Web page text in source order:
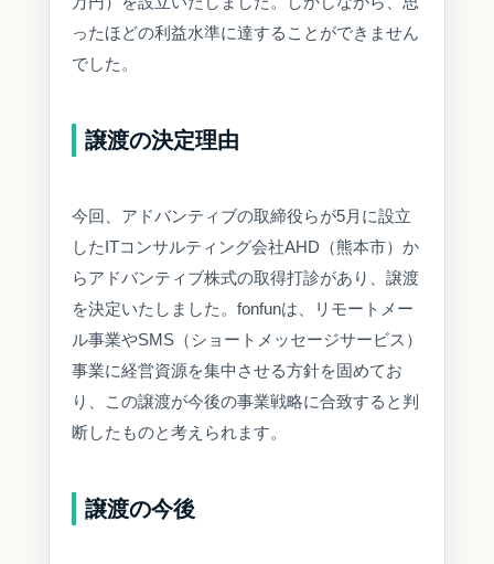
ったほどの利益水準に達することができません
でした。
譲渡の決定理由
今回、アドバンティブの取締役らが5月に設立
したITコンサルティング会社AHD（熊本市）か
らアドバンティブ株式の取得打診があり、譲渡
を決定いたしました。fonfunは、リモートメー
ル事業やSMS（ショートメッセージサービス）
事業に経営資源を集中させる方針を固めてお
り、この譲渡が今後の事業戦略に合致すると判
断したものと考えられます。
譲渡の今後